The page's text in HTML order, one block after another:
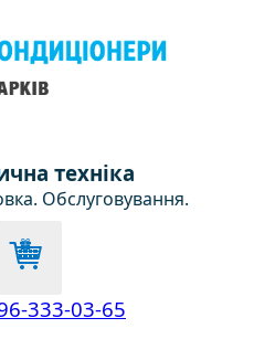
техніка
Обслуговування.
333-03-65